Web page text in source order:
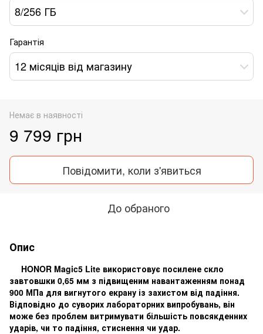
8/256 ГБ
Гарантія
12 місяців від магазину
Немає в наявності
9 799 грн
Повідомити, коли з'явиться
До обраного
Опис
HONOR Magic5 Lite використовує посилене скло
завтовшки 0,65 мм з підвищеним навантаженням понад
900 МПа для вигнутого екрану із захистом від падіння.
Відповідно до суворих лабораторних випробувань, він
може без проблем витримувати більшість повсякденних
ударів, чи то падіння, стиснення чи удар.